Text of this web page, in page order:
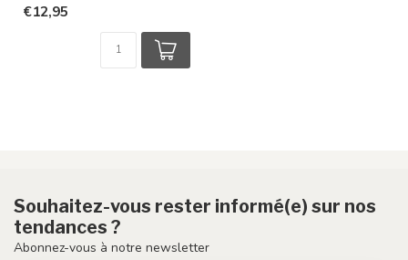
€12,95
Souhaitez-vous rester informé(e) sur nos
tendances ?
Abonnez-vous à notre newsletter